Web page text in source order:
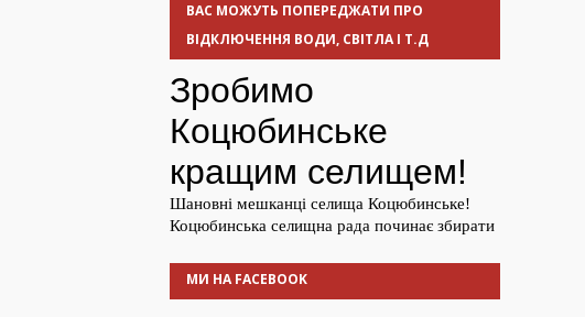
ВАС МОЖУТЬ ПОПЕРЕДЖАТИ ПРО
ВІДКЛЮЧЕННЯ ВОДИ, СВІТЛА І Т.Д
МИ НА FACEBOOK